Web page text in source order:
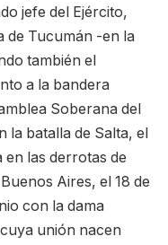
jefe del Ejército,
de Tucumán -en la
también el
a la bandera
Soberana del
batalla de Salta, el
en las derrotas de
Aires, el 18 de
con la dama
unión nacen